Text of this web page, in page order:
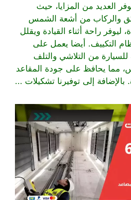
العديد من المزايا، حيث
والركاب من أشعة الشمس
ليوفر راحة أثناء القيادة ويقلل
التكييف. أيضا يعمل على
للسيارة من التلاشي والتلف
مما يحافظ على جودة المقاعد
بالإضافة إلى توفيرنا تشكيلات ...